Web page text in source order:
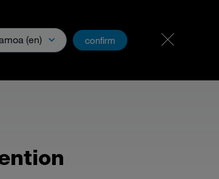
(en) confirm